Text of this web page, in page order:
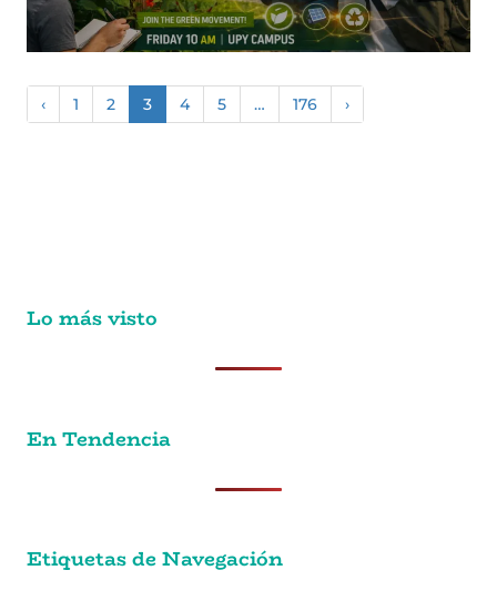
‹ 1 2 3 4 5 … 176 ›
Lo más visto
En Tendencia
Etiquetas de Navegación